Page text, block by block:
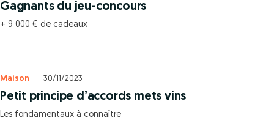
Gagnants du jeu-concours
+ 9 000 € de cadeaux
Maison 30/11/2023
Petit principe d’accords mets vins
Les fondamentaux à connaître